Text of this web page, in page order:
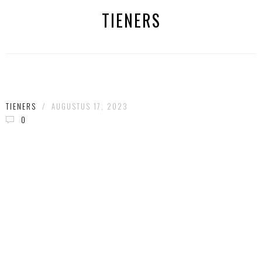
TIENERS
TIENERS / AUGUSTUS 17, 2023
0